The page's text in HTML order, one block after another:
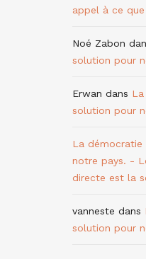
appel à ce
Noé Zabon
solution pour
Erwan dans
solution pour
La
notre pays. -
directe est la
vanneste dans
solution pour